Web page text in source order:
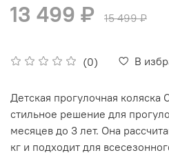
(0) В
13 499 ₽ 15 499 ₽
Детская прогулочная коляска
стильное решение для
месяцев до 3 лет. Она
кг и подходит для